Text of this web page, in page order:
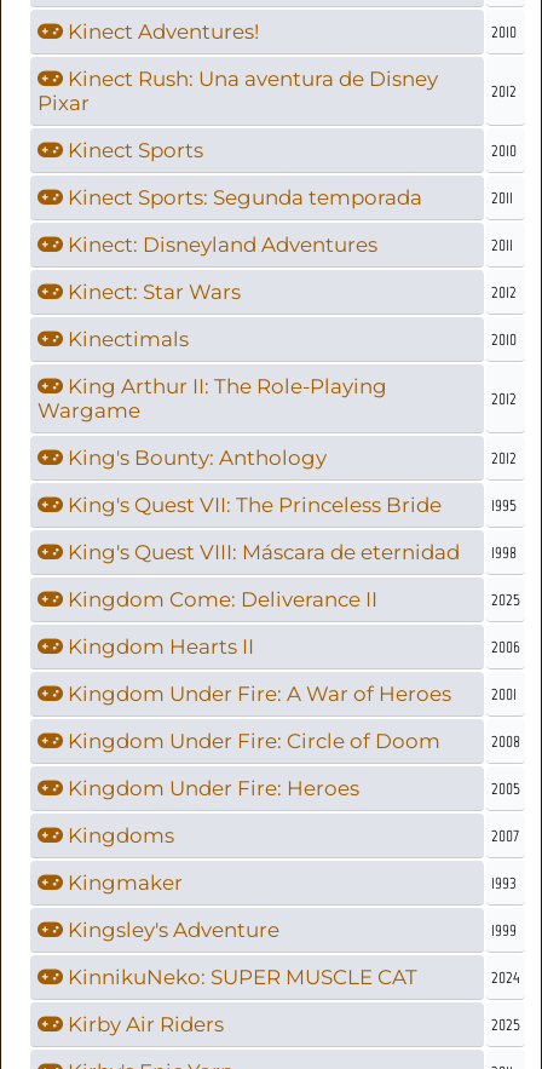
Kinect Adventures! 2010
Kinect Rush: Una aventura de Disney
Pixar
2012
Kinect Sports 2010
Kinect Sports: Segunda temporada 2011
Kinect: Disneyland Adventures 2011
Kinect: Star Wars 2012
Kinectimals 2010
King Arthur II: The Role-Playing
Wargame
2012
King's Bounty: Anthology 2012
King's Quest VII: The Princeless Bride 1995
King's Quest VIII: Máscara de eternidad 1998
Kingdom Come: Deliverance II 2025
Kingdom Hearts II 2006
Kingdom Under Fire: A War of Heroes 2001
Kingdom Under Fire: Circle of Doom 2008
Kingdom Under Fire: Heroes 2005
Kingdoms 2007
Kingmaker 1993
Kingsley's Adventure 1999
KinnikuNeko: SUPER MUSCLE CAT 2024
Kirby Air Riders 2025